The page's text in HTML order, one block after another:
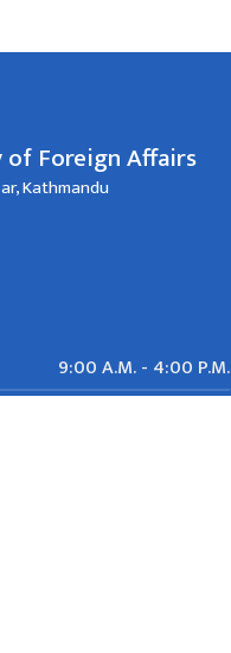
Foreign Affairs
Kathmandu
9:00 A.M. - 4:00 P.M.